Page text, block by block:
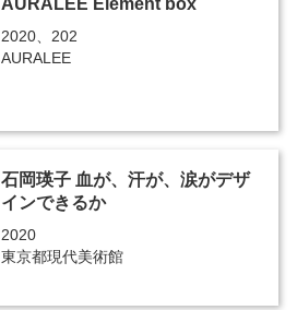
AURALEE Element box
2020、202
AURALEE
石岡瑛子 血が、汗が、涙がデザ
インできるか
2020
東京都現代美術館